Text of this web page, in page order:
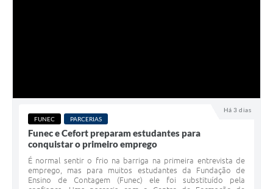
Há 3 dias
FUNEC PARCERIAS
Funec e Cefort preparam estudantes para
conquistar o primeiro emprego
É normal sentir o frio na barriga na primeira entrevista de
emprego, mas para muitos estudantes da Fundação de
Ensino de Contagem (Funec) ele foi substituído pela